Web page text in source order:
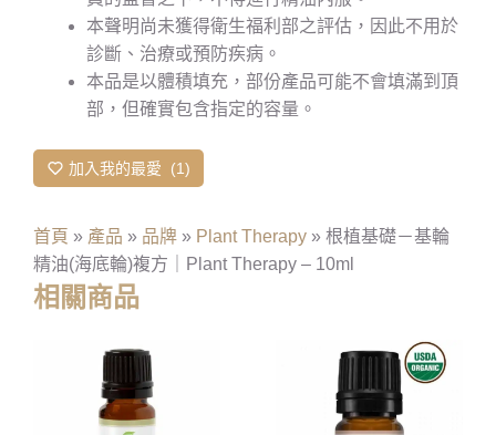
本聲明尚未獲得衛生福利部之評估，因此不用於
診斷、治療或預防疾病。
本品是以體積填充，部份產品可能不會填滿到頂
部，但確實包含指定的容量。
加入我的最愛 1
首頁 » 產品 » 品牌 » Plant Therapy » 根植基礎－基輪
精油(海底輪)複方｜Plant Therapy – 10ml
相關商品